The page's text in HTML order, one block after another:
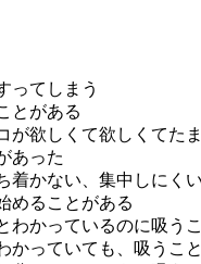
ってしまう
とがある
欲しくて欲しくてた
あった
かない、集中しにく
めることがある
わかっているのに吸う
かっていても、吸うこ